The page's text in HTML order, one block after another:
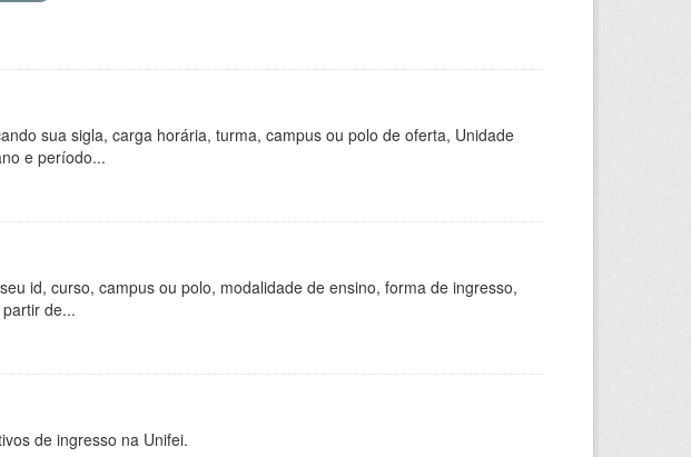
sua sigla, carga horária, turma, campus ou polo de oferta, Unidade
e período...
id, curso, campus ou polo, modalidade de ensino, forma de ingresso,
de...
de ingresso na Unifei.